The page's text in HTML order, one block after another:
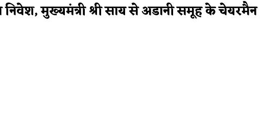
निवेश, मुख्यमंत्री श्री साय से अडानी समूह के चेयरमैन